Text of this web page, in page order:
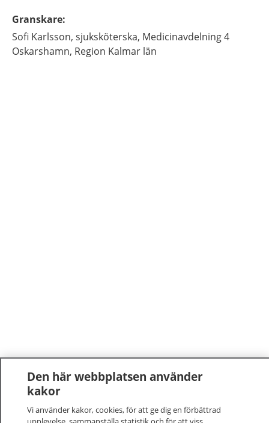
Granskare:
Sofi Karlsson, sjuksköterska, Medicinavdelning 4
Oskarshamn, Region Kalmar län
Den här webbplatsen använder
kakor
Vi använder kakor, cookies, för att ge dig en förbättrad